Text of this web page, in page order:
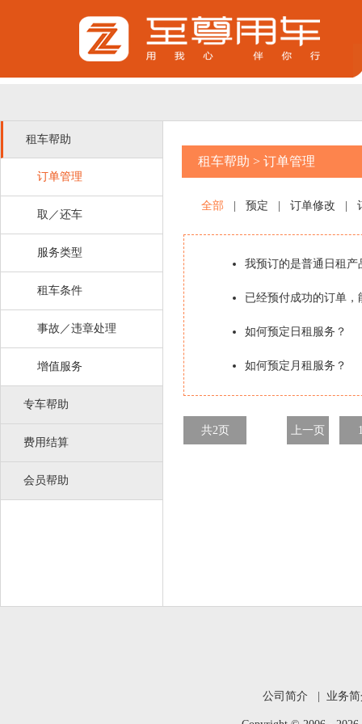
租车帮助
订单管理
取／还车
服务类型
租车条件
事故／违章处理
增值服务
专车帮助
费用结算
会员帮助
租车帮助 > 订单管理
全部 预定 订单修改
我预订的是普通日租
已经预付成功的订单，
如何预定日租服务？
如何预定月租服务？
共2页 上一页
公司简介 业务